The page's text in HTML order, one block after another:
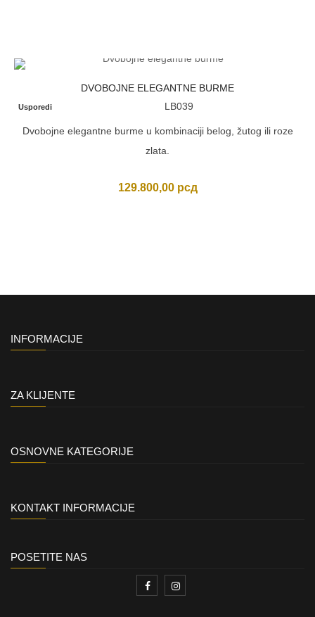
DVOBOJNE ELEGANTNE BURME
Usporedi LB039
Dvobojne elegantne burme u kombinaciji belog, žutog ili roze
zlata.
129.800,00 рсд
INFORMACIJE
ZA KLIJENTE
OSNOVNE KATEGORIJE
KONTAKT INFORMACIJE
POSETITE NAS